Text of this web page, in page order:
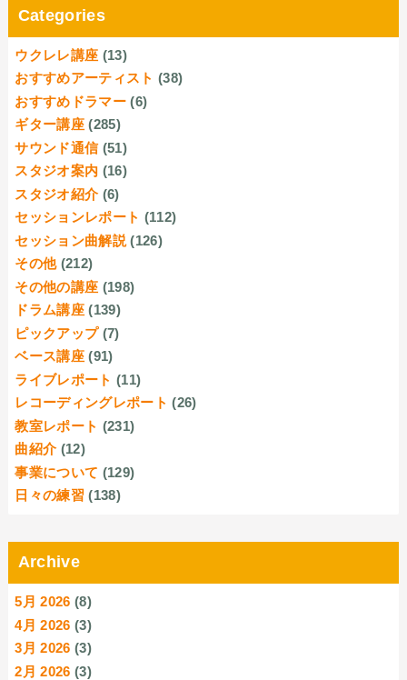
Categories
ウクレレ講座 (13)
おすすめアーティスト (38)
おすすめドラマー (6)
ギター講座 (285)
サウンド通信 (51)
スタジオ案内 (16)
スタジオ紹介 (6)
セッションレポート (112)
セッション曲解説 (126)
その他 (212)
その他の講座 (198)
ドラム講座 (139)
ピックアップ (7)
ベース講座 (91)
ライブレポート (11)
レコーディングレポート (26)
教室レポート (231)
曲紹介 (12)
事業について (129)
日々の練習 (138)
Archive
5月 2026 (8)
4月 2026 (3)
3月 2026 (3)
2月 2026 (3)